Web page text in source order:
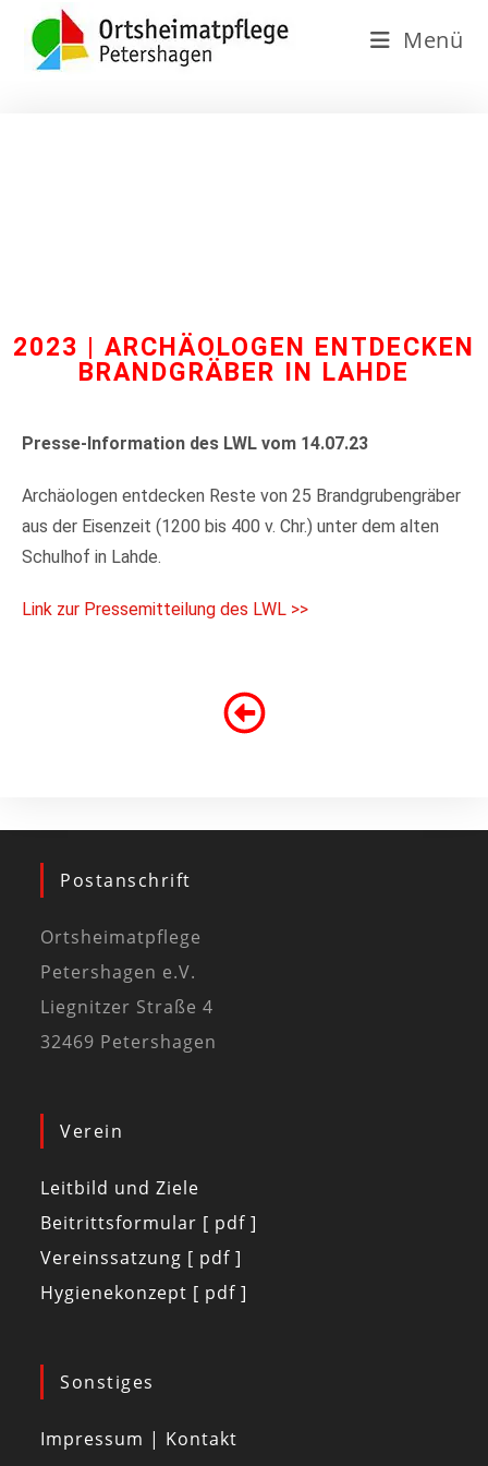
Menü
2023 | ARCHÄOLOGEN ENTDECKEN
BRANDGRÄBER IN LAHDE
Presse-Information des LWL vom 14.07.23
Archäologen entdecken Reste von 25 Brandgrubengräber
aus der Eisenzeit (1200 bis 400 v. Chr.) unter dem alten
Schulhof in Lahde.
Link zur Pressemitteilung des LWL >>
Postanschrift
Ortsheimatpflege
Petershagen e.V.
Liegnitzer Straße 4
32469 Petershagen
Verein
Leitbild und Ziele
Beitrittsformular [ pdf ]
Vereinssatzung [ pdf ]
Hygienekonzept [ pdf ]
Sonstiges
Impressum | Kontakt